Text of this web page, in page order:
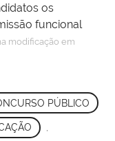
os
funcional
modificação em
PÚBLICO
,